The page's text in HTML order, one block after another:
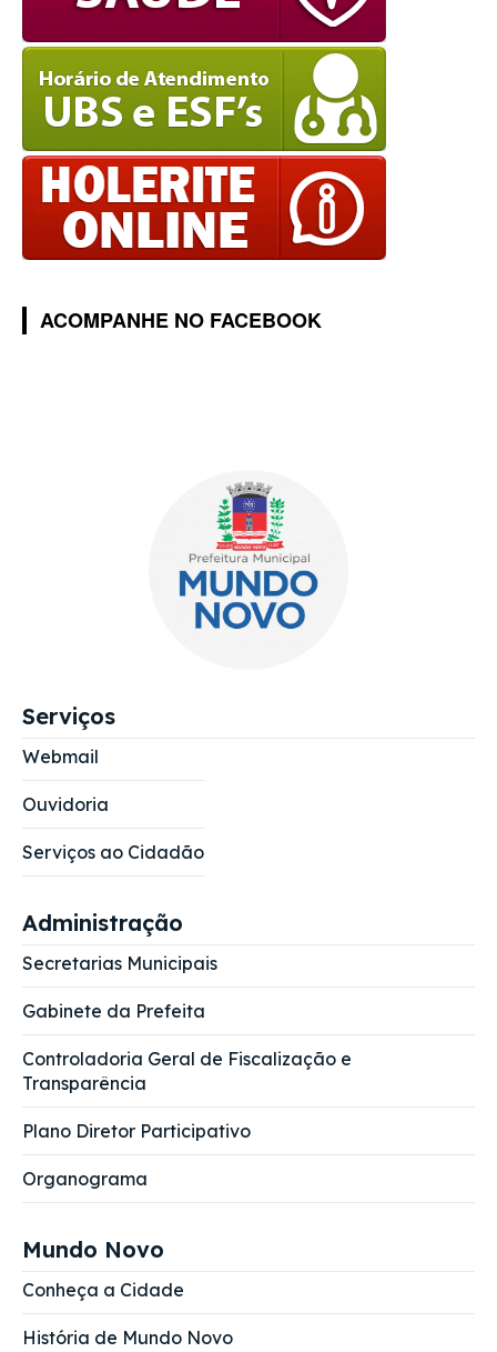
ACOMPANHE NO FACEBOOK
Serviços
Webmail
Ouvidoria
Serviços ao Cidadão
Administração
Secretarias Municipais
Gabinete da Prefeita
Controladoria Geral de Fiscalização e
Transparência
Plano Diretor Participativo
Organograma
Mundo Novo
Conheça a Cidade
História de Mundo Novo